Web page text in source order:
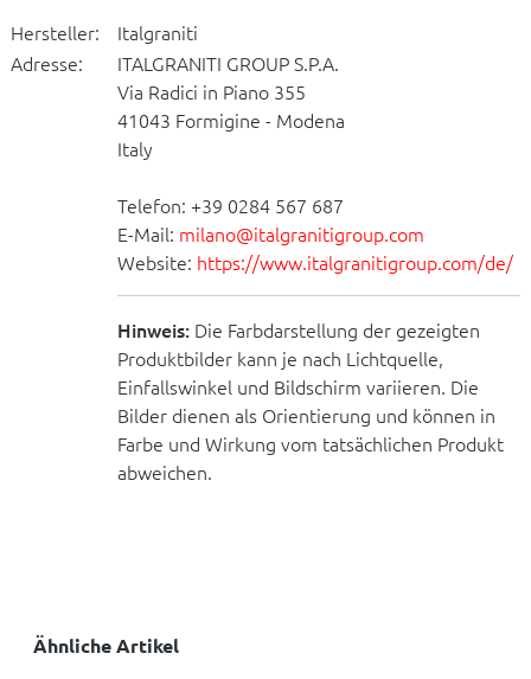
Hersteller:
Italgraniti
Adresse:
ITALGRANITI GROUP S.P.A.
Via Radici in Piano 355
41043 Formigine - Modena
Italy
Telefon: +39 0284 567 687
E-Mail: milano@italgranitigroup.com
Website: https://www.italgranitigroup.com/de/
Hinweis: Die Farbdarstellung der gezeigten
Produktbilder kann je nach Lichtquelle,
Einfallswinkel und Bildschirm variieren. Die
Bilder dienen als Orientierung und können in
Farbe und Wirkung vom tatsächlichen Produkt
abweichen.
Ähnliche Artikel